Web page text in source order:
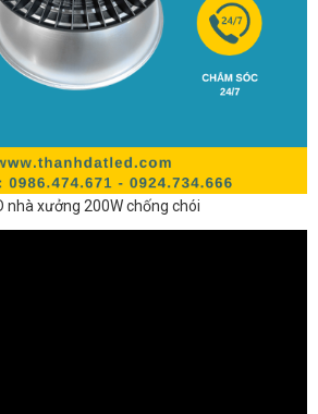
nhà xưởng 200W chống chói